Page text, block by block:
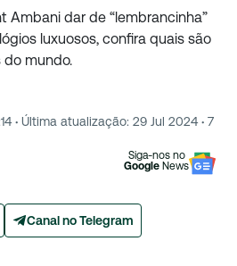
Ambani dar de “lembrancinha”
luxuosos, confira quais são
do mundo.
· Última atualização: 29 Jul 2024 · 7
Siga-nos no
Google News
Canal no Telegram